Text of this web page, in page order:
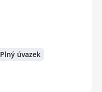
Plný úvazek